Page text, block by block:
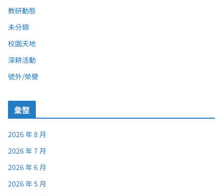
教研動態
未分類
校園天地
深耕活動
號外/榮譽
彙整
2026 年 8 月
2026 年 7 月
2026 年 6 月
2026 年 5 月